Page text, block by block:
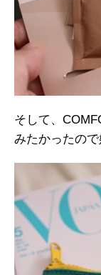
そして、
みたかったので